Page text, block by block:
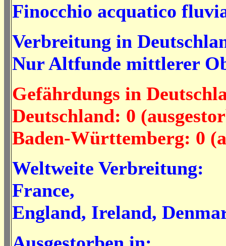
Finocchio acquatico
Verbreitung in
Nur Altfunde mittlerer
Gefährdungs in
Deutschland: 0
Baden-Württemberg: 0
Weltweite Verbreitung:
France,
England, Ireland,